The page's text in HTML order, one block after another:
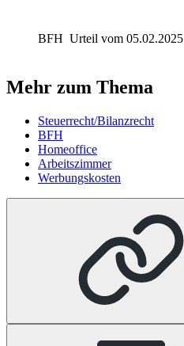
BFH Urteil vom 05.02.2025
Mehr zum Thema
Steuerrecht/Bilanzrecht
BFH
Homeoffice
Arbeitszimmer
Werbungskosten